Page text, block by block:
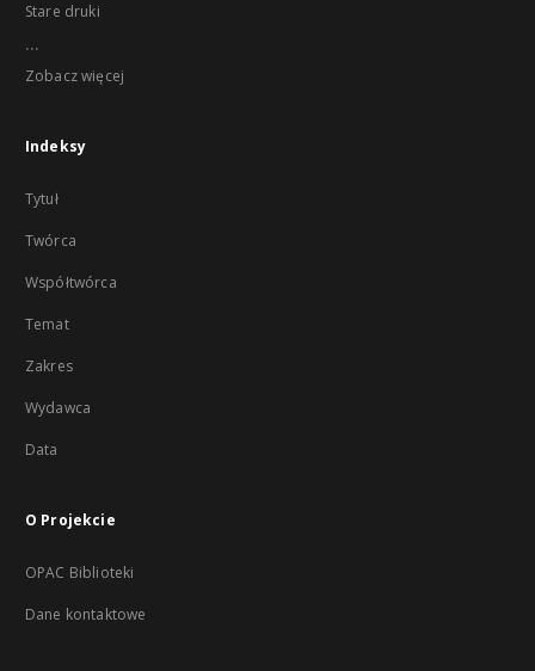
Stare druki
...
Zobacz więcej
Indeksy
Tytuł
Twórca
Współtwórca
Temat
Zakres
Wydawca
Data
O Projekcie
OPAC Biblioteki
Dane kontaktowe